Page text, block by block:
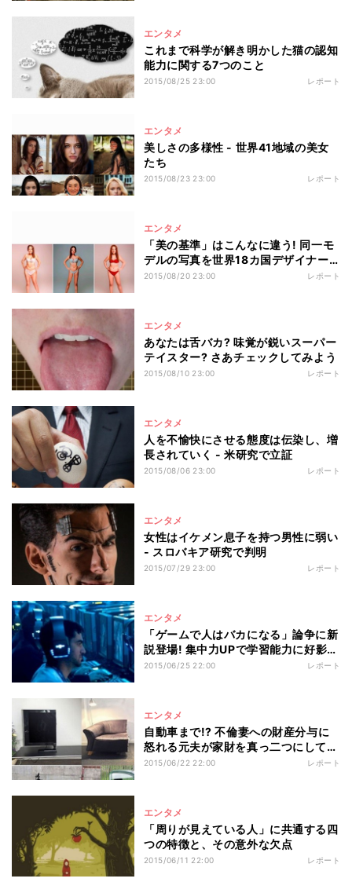
エンタメ
これまで科学が解き明かした猫の認知
能力に関する7つのこと
2015/08/25 23:00 レポート
エンタメ
美しさの多様性 - 世界41地域の美女
たち
2015/08/23 23:00 レポート
エンタメ
「美の基準」はこんなに違う! 同一モ
デルの写真を世界18カ国デザイナー
が"より魅力的に"加工した結果
2015/08/20 23:00 レポート
エンタメ
あなたは舌バカ? 味覚が鋭いスーパー
テイスター? さあチェックしてみよう
2015/08/10 23:00 レポート
エンタメ
人を不愉快にさせる態度は伝染し、増
長されていく - 米研究で立証
2015/08/06 23:00 レポート
エンタメ
女性はイケメン息子を持つ男性に弱い
- スロバキア研究で判明
2015/07/29 23:00 レポート
エンタメ
「ゲームで人はバカになる」論争に新
説登場! 集中力UPで学習能力に好影響
も
2015/06/25 22:00 レポート
エンタメ
自動車まで!? 不倫妻への財産分与に
怒れる元夫が家財を真っ二つにして販
売
2015/06/22 22:00 レポート
エンタメ
「周りが見えている人」に共通する四
つの特徴と、その意外な欠点
2015/06/11 22:00 レポート